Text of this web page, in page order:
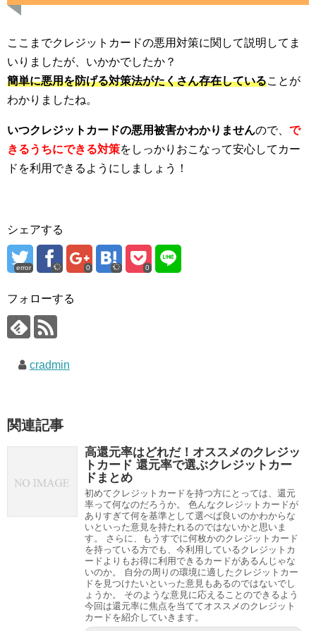
ここまでクレジットカードの悪用対策に関して説明してま
いりましたが、いかかでしたか？
簡単に悪用を防げる対策法がたくさん存在していることが
わかりましたね。
いつクレジットカードの悪用被害かわかりませんので、 で
きるうちにできる対策をしっかりおこなって安心してカー
ドを利用できるようにしましょう！
シェアする
error 0 0
フォローする
cradmin
関連記事
高還元率はどれだ！オススメのクレジッ
トカード 還元率で選ぶクレジットカー
ドまとめ
初めてクレジットカードを持つ方にとっては、還元
率って何なのだろうか。 色んなクレジットカードが
ありすぎて何を基準として選べば良いのかわからな
いといった意見を持たれるのではないかと思いま
す。 さらに、もうすでに何枚かのクレジットカード
を持っている方でも、今利用しているクレジットカ
ードよりもお得に利用できるカードがあるんじゃな
いのか。 自分の周りの環境に適したクレジットカー
ドを見つけたいといった意見もあるのではないでし
ょうか。 そのような意見に応えることのできるよう
今回は還元率に焦点を当ててオススメのクレジット
カードを紹介していきます。